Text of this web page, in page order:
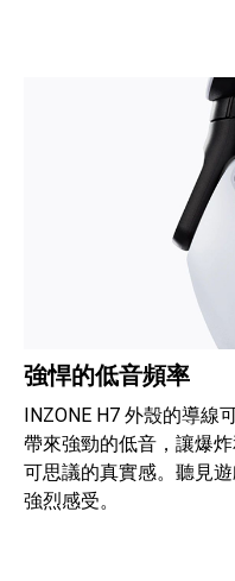
強悍的低音頻率
INZONE H7 外殼的導線
帶來強勁的低音，讓爆
可思議的真實感。聽見
強烈感受。